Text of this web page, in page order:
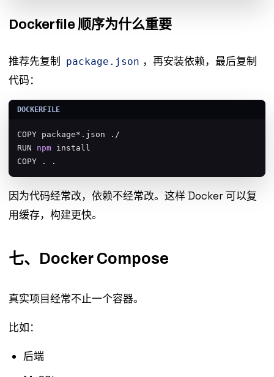
Dockerfile 顺序为什么重要
推荐先复制 package.json ，再安装依赖，最后复制
代码：
COPY package*.json ./
RUN npm install
COPY . .
因为代码经常改，依赖不经常改。这样 Docker 可以复
用缓存，构建更快。
七、Docker Compose
真实项目经常不止一个容器。
比如：
后端